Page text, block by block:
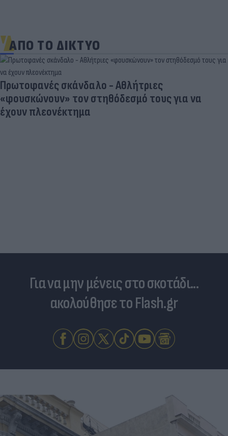
ΑΠΟ ΤΟ ΔΙΚΤΥΟ
Πρωτοφανές σκάνδαλο - Aθλήτριες
«φουσκώνουν» τον στηθόδεσμό τους για να
έχουν πλεονέκτημα
Για να μην μένεις στο σκοτάδι...
ακολούθησε το Flash.gr